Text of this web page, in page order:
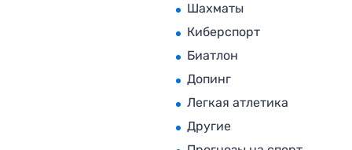
Шахматы
Киберспорт
Биатлон
Допинг
Легкая атлетика
Другие